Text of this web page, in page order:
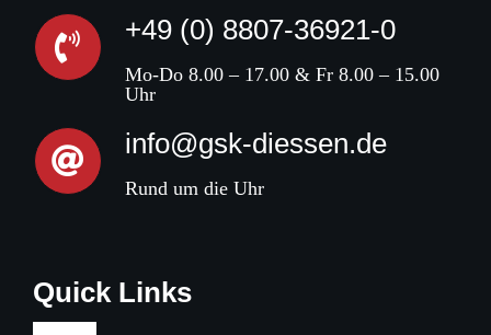
+49 (0) 8807-36921-0
Mo-Do 8.00 – 17.00 & Fr 8.00 – 15.00
Uhr
info@gsk-diessen.de
Rund um die Uhr
Quick Links